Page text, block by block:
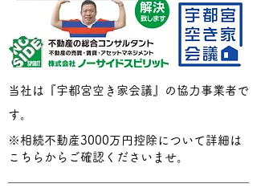
当社は『宇都宮空き家会議』の協力事業者で
す。
※相続不動産3000万円控除について 詳細は
こちら からご確認くださいませ。